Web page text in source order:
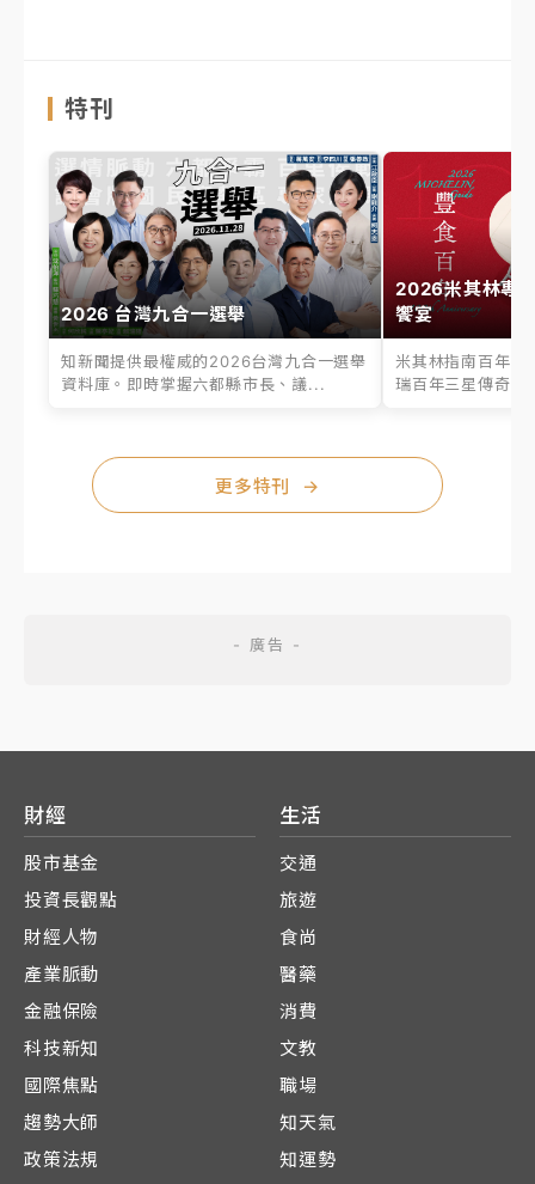
特刊
2026 台灣九合一選舉
知新聞提供最權威的2026台灣九合一選舉
資料庫。即時掌握六都縣市長、議...
2026米其林專
饗宴
米其林指南百年之
瑞百年三星傳奇、
更多特刊 →
財經
股市基金
投資長觀點
財經人物
產業脈動
金融保險
科技新知
國際焦點
趨勢大師
政策法規
生活
交通
旅遊
食尚
醫藥
消費
文教
職場
知天氣
知運勢